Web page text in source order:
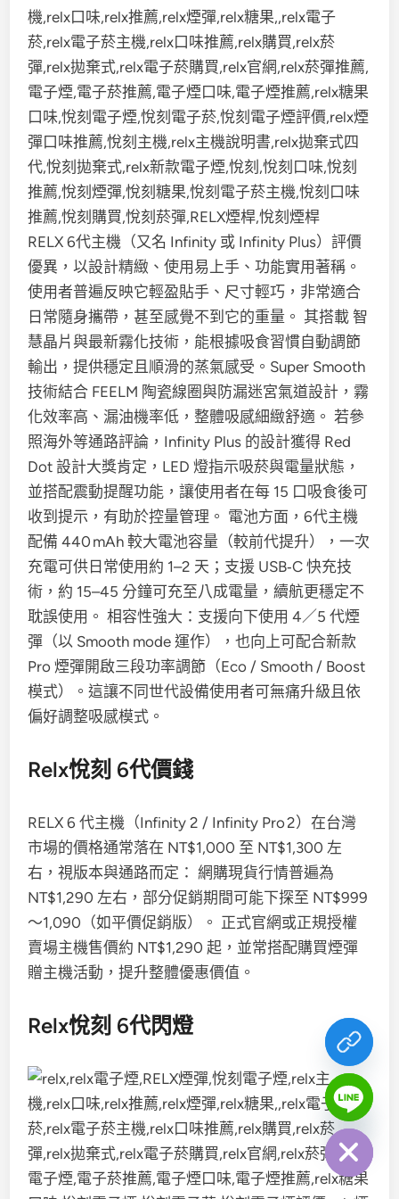
RELX 6代主機（又名 Infinity 或 Infinity Plus）評價
優異，以設計精緻、使用易上手、功能實用著稱。
使用者普遍反映它輕盈貼手、尺寸輕巧，非常適合
日常隨身攜帶，甚至感覺不到它的重量。 其搭載 智
慧晶片與最新霧化技術，能根據吸食習慣自動調節
輸出，提供穩定且順滑的蒸氣感受。Super Smooth
技術結合 FEELM 陶瓷線圈與防漏迷宮氣道設計，霧
化效率高、漏油機率低，整體吸感細緻舒適。 若參
照海外等通路評論，Infinity Plus 的設計獲得 Red
Dot 設計大獎肯定，LED 燈指示吸菸與電量狀態，
並搭配震動提醒功能，讓使用者在每 15 口吸食後可
收到提示，有助於控量管理。 電池方面，6代主機
配備 440 mAh 較大電池容量（較前代提升），一次
充電可供日常使用約 1–2 天；支援 USB‑C 快充技
術，約 15–45 分鐘可充至八成電量，續航更穩定不
耽誤使用。 相容性強大：支援向下使用 4／5 代煙
彈（以 Smooth mode 運作），也向上可配合新款
Pro 煙彈開啟三段功率調節（Eco / Smooth / Boost
模式）。這讓不同世代設備使用者可無痛升級且依
偏好調整吸感模式。
Relx悅刻 6代價錢
RELX 6 代主機（Infinity 2 / Infinity Pro 2）在台灣
市場的價格通常落在 NT$1,000 至 NT$1,300 左
右，視版本與通路而定： 網購現貨行情普遍為
NT$1,290 左右，部分促銷期間可能下探至 NT$999
～1,090（如平價促銷版）。 正式官網或正規授權
賣場主機售價約 NT$1,290 起，並常搭配購買煙彈
贈主機活動，提升整體優惠價值。
Relx悅刻 6代閃燈
Hide
chaty